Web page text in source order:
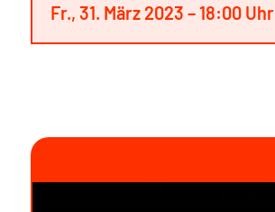
Fr., 31. März 2023 – 18:00 Uhr